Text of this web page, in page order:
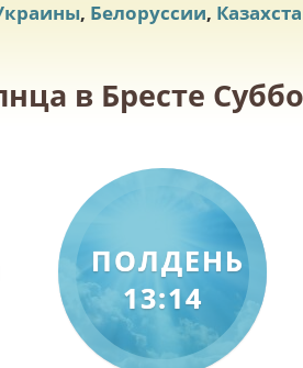
, Белоруссии,
в Бресте
ПОЛДЕНЬ
13:14